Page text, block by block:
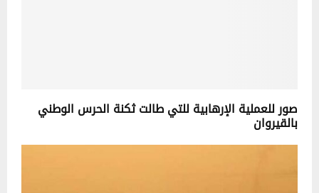
صور للعملية الإرهابية للتي طالت ثكنة الحرس الوطني
بالقيروان